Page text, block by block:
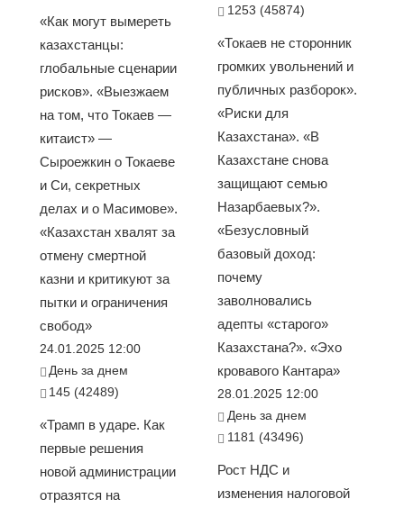
«Как могут вымереть
казахстанцы:
глобальные сценарии
рисков». «Выезжаем
на том, что Токаев —
китаист» —
Сыроежкин о Токаеве
и Си, секретных
делах и о Масимове».
«Казахстан хвалят за
отмену смертной
казни и критикуют за
пытки и ограничения
свобод»
24.01.2025 12:00
День за днем
145 (42489)
«Трамп в ударе. Как
первые решения
новой администрации
отразятся на
1253 (45874)
«Токаев не сторонник
громких увольнений и
публичных разборок».
«Риски для
Казахстана». «В
Казахстане снова
защищают семью
Назарбаевых?».
«Безусловный
базовый доход:
почему
заволновались
адепты «старого»
Казахстана?». «Эхо
кровавого Кантара»
28.01.2025 12:00
День за днем
1181 (43496)
Рост НДС и
изменения налоговой